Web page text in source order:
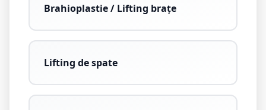
Brahioplastie / Lifting brațe
Lifting de spate